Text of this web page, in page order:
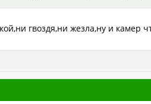
гвоздя,ни жезла,ну и камер